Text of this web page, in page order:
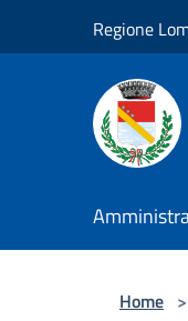
Regione
Home >